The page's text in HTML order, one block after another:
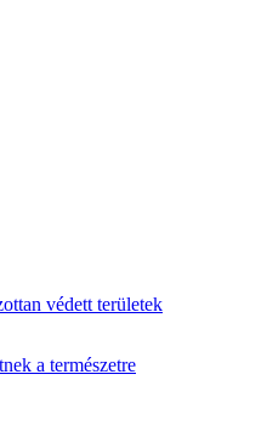
védett területek
a természetre